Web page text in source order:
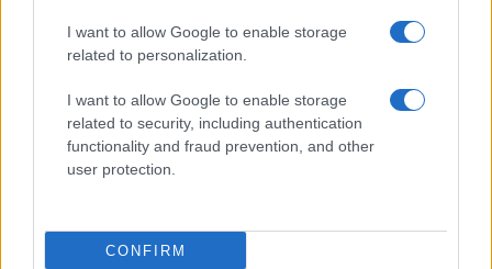
I want to allow Google to enable storage
related to personalization.
I want to allow Google to enable storage
related to security, including authentication
functionality and fraud prevention, and other
user protection.
CONFIRM